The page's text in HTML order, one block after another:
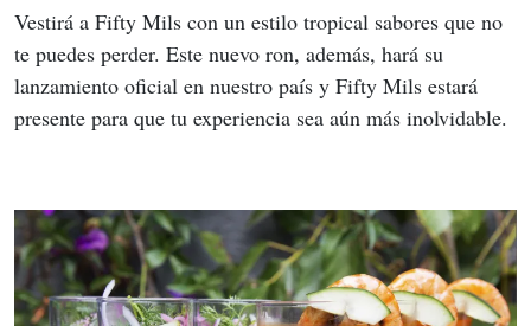
Vestirá a Fifty Mils con un estilo tropical sabores que no
te puedes perder. Este nuevo ron, además, hará su
lanzamiento oficial en nuestro país y Fifty Mils estará
presente para que tu experiencia sea aún más inolvidable.